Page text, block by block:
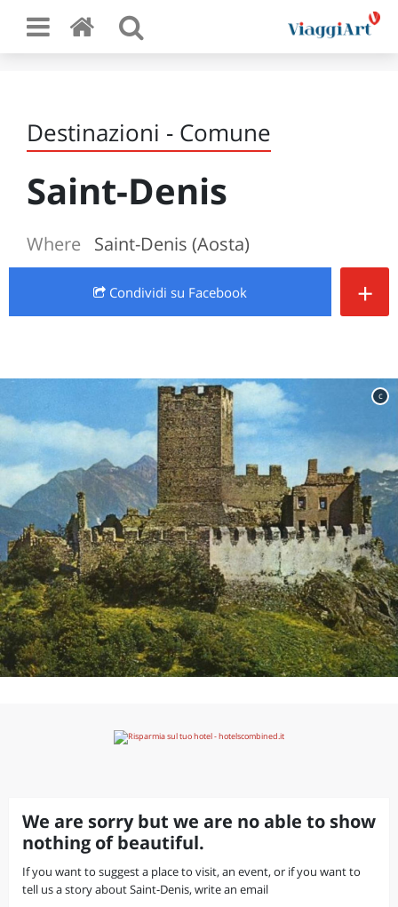
Destinazioni - Comune
Saint-Denis
Where Saint-Denis (Aosta)
Condividi su Facebook +
c
We are sorry but we are no able to show
nothing of beautiful.
If you want to suggest a place to visit, an event, or if you want to
tell us a story about Saint-Denis, write an email